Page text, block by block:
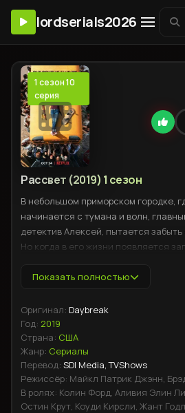
lordserials2026
1 сезон 10
серия
Рассвет (2019) 1 сезон
В небольшом приморском городке,
начинается с тумана и волн,
детектив Алексей, пытается
Но когда в его жизни появляется
опасные игры, связанные с местной
грани между правдой и ложью, а его
справедливости приводит к
когда в один из вечеров он
своего прошлого.
Показать полностью
Оригинал: Daybreak
Год: 2019
Страна: США
Жанр: Сериалы
Перевод: SDI Media, TVShows
Режиссёр: Майкл Патрик Джэнн,
В ролях: Колин Форд, Аливия Элин
Остин Крут, Коуди Кирсли, Жант